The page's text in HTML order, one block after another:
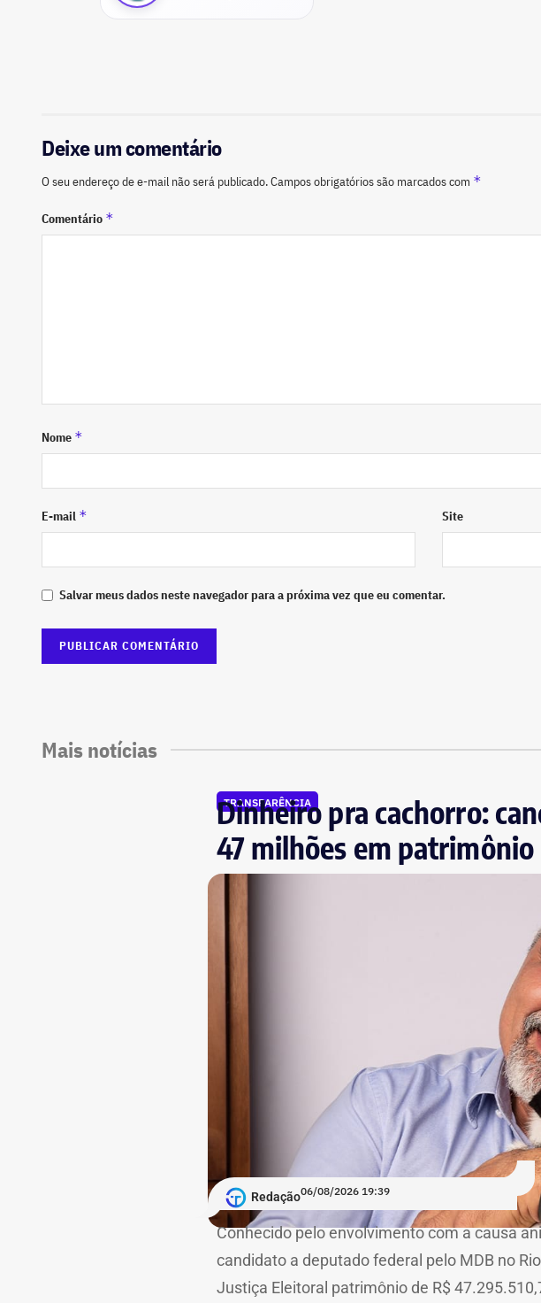
Deixe um comentário
O seu endereço de e-mail não será publicado.Campos obrigatórios são marcados com *
Comentário *
Nome *
E-mail * Site
Salvar meus dados neste navegador para a próxima vez que eu comentar.
Mais notícias
TRANSPARÊNCIA
Dinheiro pra cachorro:
47 milhões em patrimônio
Redação06/08/2026 19:39
Conhecido pelo envolvimento com a causa
candidato a deputado federal pelo MDB no
Justiça Eleitoral patrimônio de R$